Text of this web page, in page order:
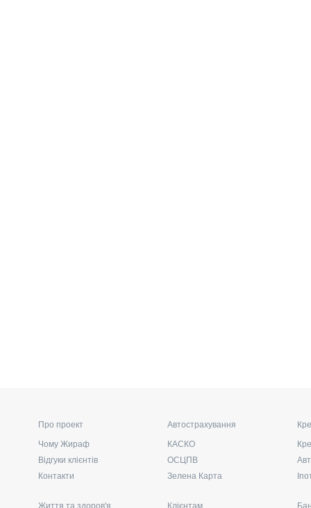
Про проект
Чому Жираф
Відгуки клієнтів
Контакти
Автострахування
КАСКО
ОСЦПВ
Зелена Карта
Життя та здоров'я Клієнтам